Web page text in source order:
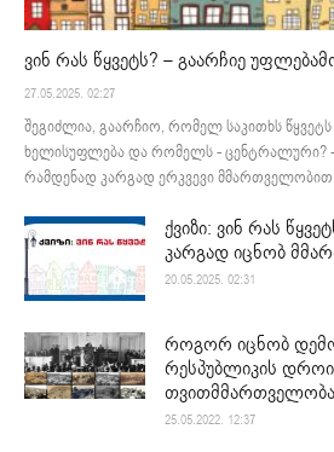
ვინ რას წყვეტს? – გაარჩიე
27.05.2025. 02:27
შეგიძლია, გაარჩიო, რომელ საკითხს
ხელისუფლება და რომელს - ცენტრალური? -
რამდენად კარგად ერკვევი მმართველობით
ქვიზი: ვინ რას
კარგად იცნობ
20.05.2025. 02:31
როგორ იცნობ
რესპუბლიკის
25.05.2022. 12:37